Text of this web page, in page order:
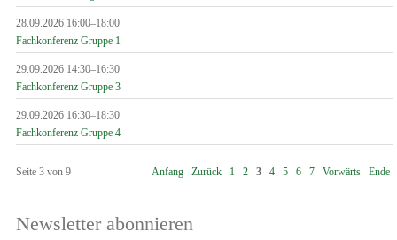
28.09.2026 16:00–18:00
Fachkonferenz Gruppe 1
29.09.2026 14:30–16:30
Fachkonferenz Gruppe 3
29.09.2026 16:30–18:30
Fachkonferenz Gruppe 4
Seite 3 von 9 Anfang Zurück 1 2 3 4 5 6 7 Vorwärts Ende
Newsletter abonnieren